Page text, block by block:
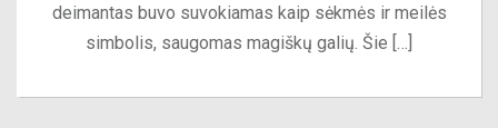
deimantas buvo suvokiamas kaip sėkmės ir meilės
simbolis, saugomas magiškų galių. Šie […]